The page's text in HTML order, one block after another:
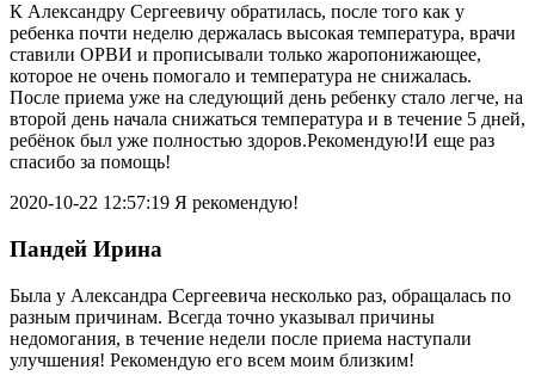
К Александру Сергеевичу обратилась, после того как у
ребенка почти неделю держалась высокая температура, врачи
ставили ОРВИ и прописывали только жаропонижающее,
которое не очень помогало и температура не снижалась.
После приема уже на следующий день ребенку стало легче, на
второй день начала снижаться температура и в течение 5 дней,
ребёнок был уже полностью здоров.Рекомендую!И еще раз
спасибо за помощь!
2020-10-22 12:57:19 Я рекомендую!
Пандей Ирина
Была у Александра Сергеевича несколько раз, обращалась по
разным причинам. Всегда точно указывал причины
недомогания, в течение недели после приема наступали
улучшения! Рекомендую его всем моим близким!